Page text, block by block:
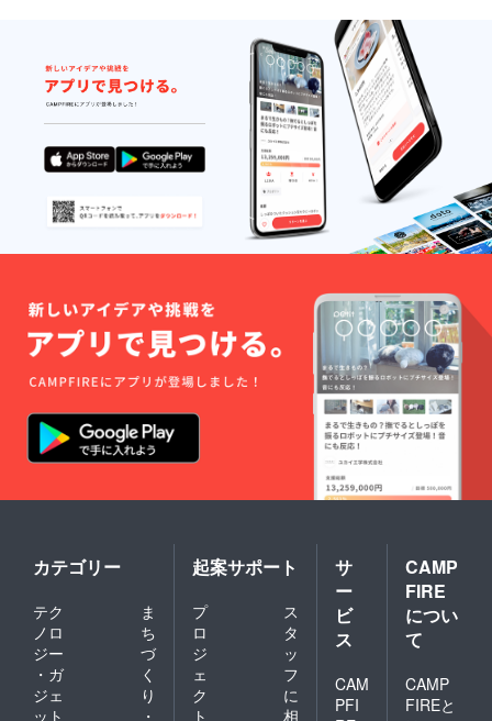
カテゴリー
テク
ノロ
ジー
・ガ
ジェ
ット
ま
ち
づ
く
り
・
起案サポート
プ
ロ
ジ
ェ
ク
ト
ス
タ
ッ
フ
に
相
サ
ー
ビ
ス
CAM
PFI
CAMP
FIRE
につい
て
CAMP
FIREと